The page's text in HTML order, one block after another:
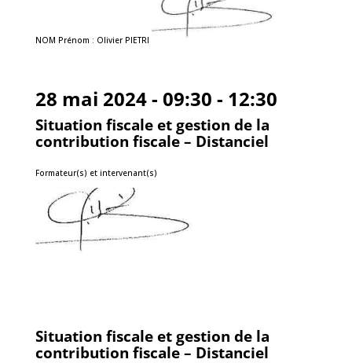
NOM Prénom : Olivier PIETRI
28 mai 2024 - 09:30 - 12:30
Situation fiscale et gestion de la
contribution fiscale – Distanciel
Formateur(s) et intervenant(s)
Situation fiscale et gestion de la
contribution fiscale – Distanciel